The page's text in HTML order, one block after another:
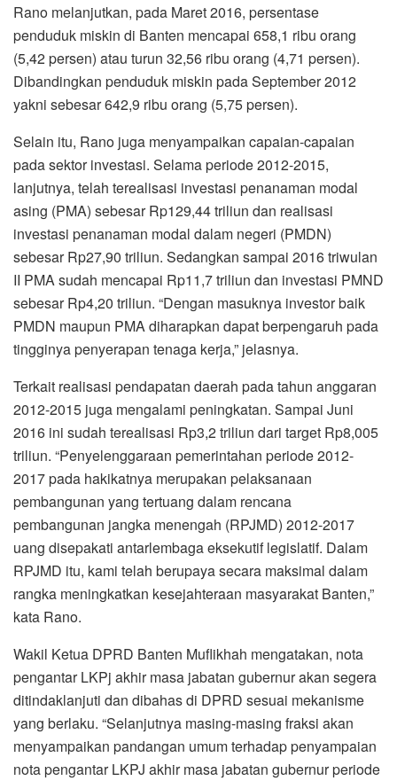
Rano melanjutkan, pada Maret 2016, persentase
penduduk miskin di Banten mencapai 658,1 ribu orang
(5,42 persen) atau turun 32,56 ribu orang (4,71 persen).
Dibandingkan penduduk miskin pada September 2012
yakni sebesar 642,9 ribu orang (5,75 persen).
Selain itu, Rano juga menyampaikan capaian-capaian
pada sektor investasi. Selama periode 2012-2015,
lanjutnya, telah terealisasi investasi penanaman modal
asing (PMA) sebesar Rp129,44 triliun dan realisasi
investasi penanaman modal dalam negeri (PMDN)
sebesar Rp27,90 triliun. Sedangkan sampai 2016 triwulan
II PMA sudah mencapai Rp11,7 triliun dan investasi PMND
sebesar Rp4,20 triliun. “Dengan masuknya investor baik
PMDN maupun PMA diharapkan dapat berpengaruh pada
tingginya penyerapan tenaga kerja,” jelasnya.
Terkait‎ realisasi pendapatan daerah pada tahun anggaran
2012-2015 juga mengalami peningkatan. Sampai Juni
2016 ini sudah terealisasi Rp3,2 triliun dari target Rp8,005
triliun. “Penyelenggaraan pemerintahan periode 2012-
2017 pada hakikatnya merupakan pelaksanaan
pembangunan yang tertuang dalam rencana
pembangunan jangka menengah (RPJMD) 2012-2017
uang disepakati antarlembaga eksekutif legislatif. Dalam
RPJMD itu, kami telah berupaya secara maksimal dalam
rangka meningkatkan kesejahteraan masyarakat Banten,”
kata Rano.
Wakil Ketua DPRD Banten Muflikhah mengatakan, nota
pengantar LKPj akhir masa jabatan gubernur akan segera
ditindaklanjuti dan dibahas di DPRD sesuai mekanisme
yang berlaku. “Selanjutnya masing-masing fraksi akan
menyampaikan pandangan umum terhadap penyampaian
nota pengantar LKPJ akhir masa jabatan gubernur periode